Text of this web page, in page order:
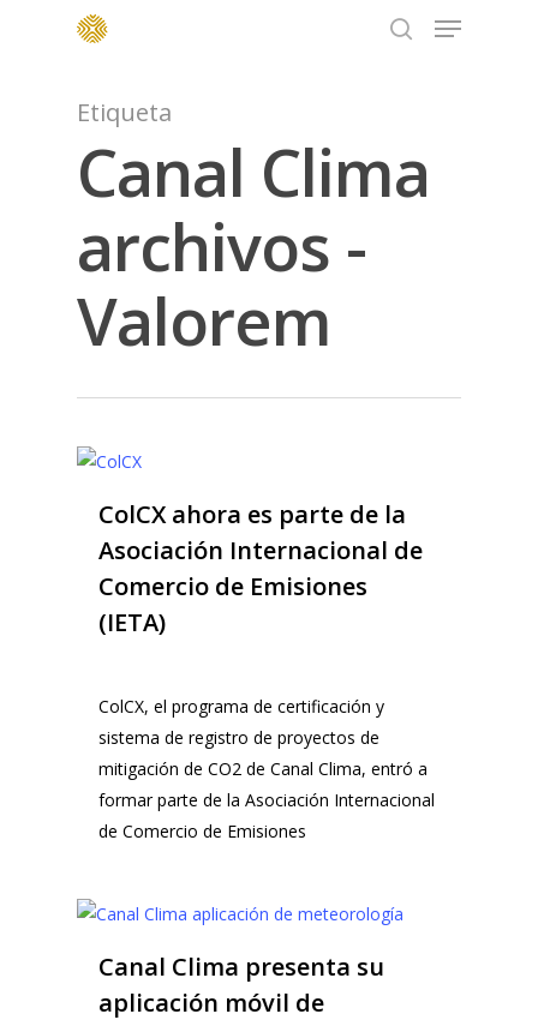
Menu
Etiqueta
Canal Clima
archivos -
Valorem
ColCX ahora es parte de la
Asociación Internacional de
Comercio de Emisiones
(IETA)
ColCX, el programa de certificación y
sistema de registro de proyectos de
mitigación de CO2 de Canal Clima, entró a
formar parte de la Asociación Internacional
de Comercio de Emisiones
Canal Clima presenta su
aplicación móvil de